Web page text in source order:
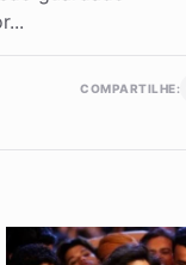
COMPARTILHE: